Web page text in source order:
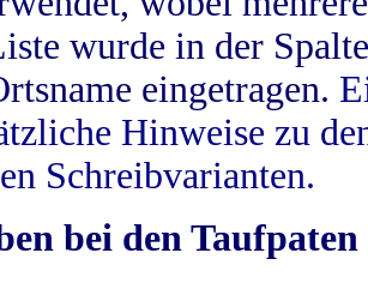
wurde in der
eingetragen.
Hinweise zu
Schreibvarianten.
bei den Taufpaten